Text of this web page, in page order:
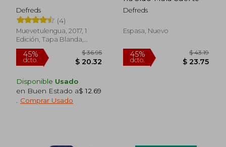
Defreds
(4)
Muevetulengua, 2017, 1
Edición, Tapa Blanda,
Nuevo
Disponible Usado
en Buen Estado a$ 12.69
Comprar Usado
Defreds
Espasa, Nuevo